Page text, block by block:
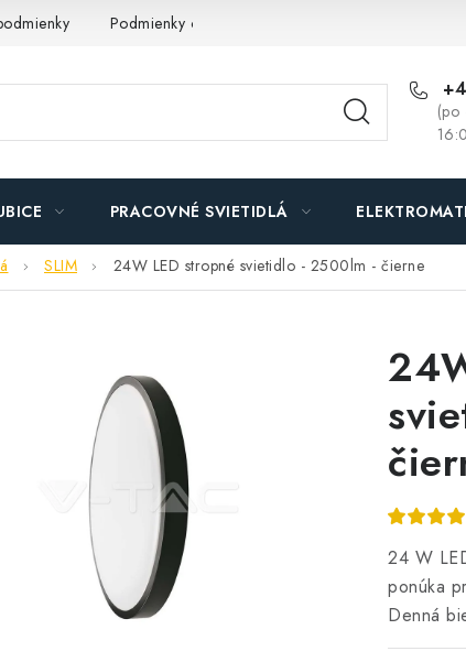
Podmienky ochrany osobných údajov O nás
PRACOVNÉ SVIETIDLÁ
SLIM 24W LED stropné svietidlo - 2500lm - čierne
24 W
ponúka
Denná